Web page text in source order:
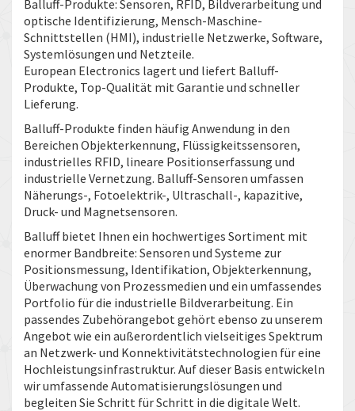
Balluff-Produkte: Sensoren, RFID, Bildverarbeitung und
optische Identifizierung, Mensch-Maschine-
Schnittstellen (HMI), industrielle Netzwerke, Software,
Systemlösungen und Netzteile.
European Electronics lagert und liefert Balluff-
Produkte, Top-Qualität mit Garantie und schneller
Lieferung.
Balluff-Produkte finden häufig Anwendung in den
Bereichen Objekterkennung, Flüssigkeitssensoren,
industrielles RFID, lineare Positionserfassung und
industrielle Vernetzung. Balluff-Sensoren umfassen
Näherungs-, Fotoelektrik-, Ultraschall-, kapazitive,
Druck- und Magnetsensoren.
Balluff bietet Ihnen ein hochwertiges Sortiment mit
enormer Bandbreite: Sensoren und Systeme zur
Positionsmessung, Identifikation, Objekterkennung,
Überwachung von Prozessmedien und ein umfassendes
Portfolio für die industrielle Bildverarbeitung. Ein
passendes Zubehörangebot gehört ebenso zu unserem
Angebot wie ein außerordentlich vielseitiges Spektrum
an Netzwerk- und Konnektivitätstechnologien für eine
Hochleistungsinfrastruktur. Auf dieser Basis entwickeln
wir umfassende Automatisierungslösungen und
begleiten Sie Schritt für Schritt in die digitale Welt.